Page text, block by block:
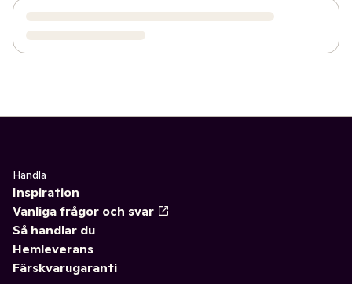
Handla
Inspiration
Vanliga frågor och svar
Så handlar du
Hemleverans
Färskvarugaranti